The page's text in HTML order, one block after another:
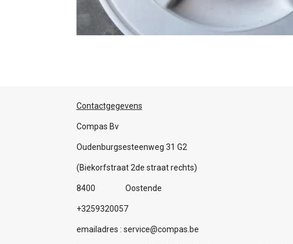
Contactgegevens
Compas Bv
Oudenburgsesteenweg 31 G2
(Biekorfstraat 2de straat rechts)
8400 Oostende
+3259320057
emailadres : service@compas.be